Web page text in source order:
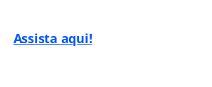
Assista aqui!